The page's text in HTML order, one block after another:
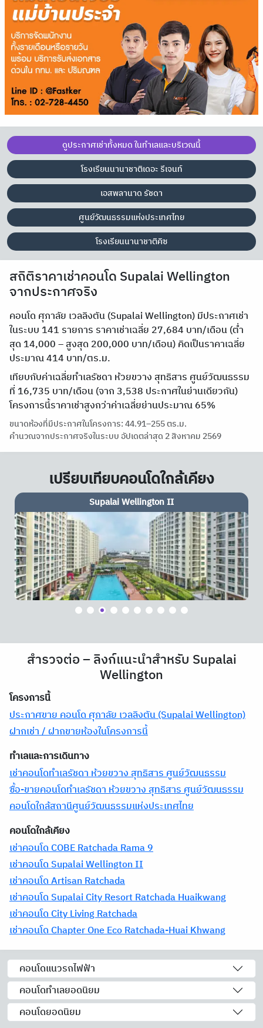
ดูประกาศเช่าทั้งหมด ในทำเลและบริเวณนี้
โรงเรียนนานาชาติเดอะ รีเจนท์
เอสพลานาด รัชดา
ศูนย์วัฒนธรรมแห่งประเทศไทย
โรงเรียนนานาชาติคิซ
สถิติราคาเช่าคอนโด Supalai Wellington
จากประกาศจริง
คอนโด ศุภาลัย เวลลิงตัน (Supalai Wellington) มีประกาศเช่า
ในระบบ 141 รายการ ราคาเช่าเฉลี่ย 27,684 บาท/เดือน (ต่ำ
สุด 14,000 – สูงสุด 200,000 บาท/เดือน) คิดเป็นราคาเฉลี่ย
ประมาณ 414 บาท/ตร.ม.
เทียบกับค่าเฉลี่ยทำเลรัชดา ห้วยขวาง สุทธิสาร ศูนย์วัฒนธรรม
ที่ 16,735 บาท/เดือน (จาก 3,538 ประกาศในย่านเดียวกัน)
โครงการนี้ราคาเช่าสูงกว่าค่าเฉลี่ยย่านประมาณ 65%
ขนาดห้องที่มีประกาศในโครงการ: 44.91–255 ตร.ม.
คำนวณจากประกาศจริงในระบบ อัปเดตล่าสุด 2 สิงหาคม 2569
เปรียบเทียบคอนโดใกล้เคียง
Artisan Ratchada
สำรวจต่อ – ลิงก์แนะนำสำหรับ Supalai
Wellington
โครงการนี้
ประกาศขาย คอนโด ศุภาลัย เวลลิงตัน (Supalai Wellington)
ฝากเช่า / ฝากขายห้องในโครงการนี้
ทำเลและการเดินทาง
เช่าคอนโดทำเลรัชดา ห้วยขวาง สุทธิสาร ศูนย์วัฒนธรรม
ซื้อ-ขายคอนโดทำเลรัชดา ห้วยขวาง สุทธิสาร ศูนย์วัฒนธรรม
คอนโดใกล้สถานีศูนย์วัฒนธรรมแห่งประเทศไทย
คอนโดใกล้เคียง
เช่าคอนโด COBE Ratchada Rama 9
เช่าคอนโด Supalai Wellington II
เช่าคอนโด Artisan Ratchada
เช่าคอนโด Supalai City Resort Ratchada Huaikwang
เช่าคอนโด City Living Ratchada
เช่าคอนโด Chapter One Eco Ratchada-Huai Khwang
คอนโดแนวรถไฟฟ้า
คอนโดทำเลยอดนิยม
คอนโดยอดนิยม